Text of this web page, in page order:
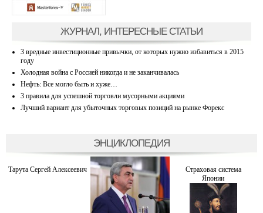
ЖУРНАЛ, ИНТЕРЕСНЫЕ СТАТЬИ
3 вредные инвестиционные привычки, от которых нужно избавиться в 2015
году
Холодная война с Россией никогда и не заканчивалась
Нефть: Все могло быть и хуже…
3 правила для успешной торговли мусорными акциями
Лучший вариант для убыточных торговых позиций на рынке Форекс
ЭНЦИКЛОПЕДИЯ
Тарута Сергей Алексеевич
Страховая система
Японии